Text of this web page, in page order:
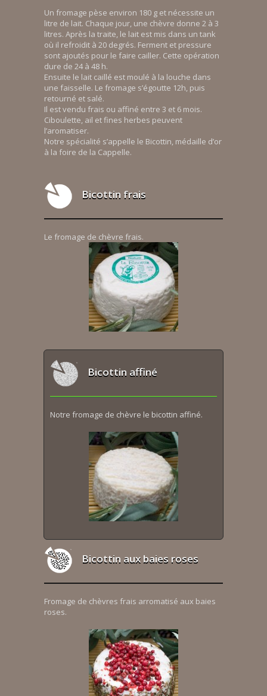
Un fromage pèse environ 180 g et nécessite un
litre de lait. Chaque jour, une chèvre donne 2 à 3
litres. Après la traite, le lait est mis dans un tank
où il refroidit à 20 degrés. Ferment et pressure
sont ajoutés pour le faire cailler. Cette opération
dure de 24 à 48 h.
Ensuite le lait caillé est moulé à la louche dans
une faisselle. Le fromage s’égoutte 12h, puis
retourné et salé.
Il est vendu frais ou affiné entre 3 et 6 mois.
Ciboulette, ail et fines herbes peuvent
l’aromatiser.
Notre spécialité s’appelle le Bicottin, médaille d’or
à la foire de la Cappelle.
Bicottin frais
Le fromage de chèvre frais.
Bicottin affiné
Notre fromage de chèvre le bicottin affiné.
Bicottin aux baies roses
Fromage de chèvres frais arromatisé aux baies
roses.